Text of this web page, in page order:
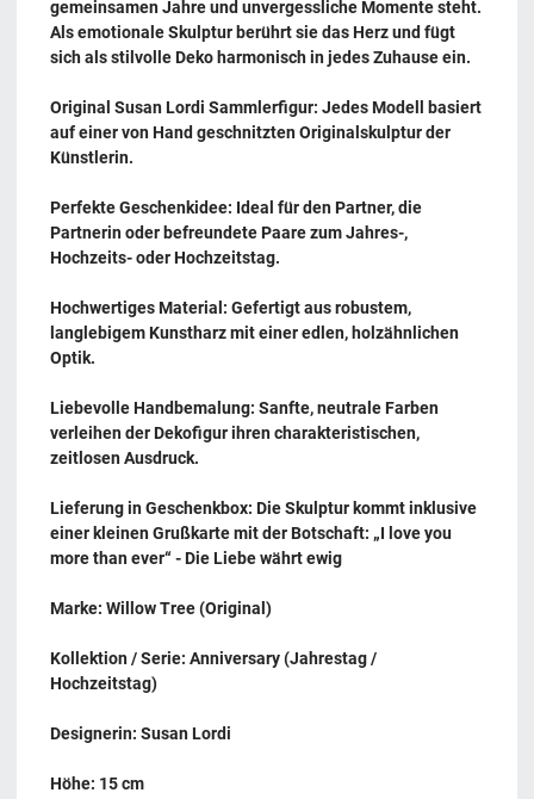
gemeinsamen Jahre und unvergessliche Momente steht.
Als emotionale Skulptur berührt sie das Herz und fügt
sich als stilvolle Deko harmonisch in jedes Zuhause ein.
Original Susan Lordi Sammlerfigur: Jedes Modell basiert
auf einer von Hand geschnitzten Originalskulptur der
Künstlerin.
Perfekte Geschenkidee: Ideal für den Partner, die
Partnerin oder befreundete Paare zum Jahres-,
Hochzeits- oder Hochzeitstag.
Hochwertiges Material: Gefertigt aus robustem,
langlebigem Kunstharz mit einer edlen, holzähnlichen
Optik.
Liebevolle Handbemalung: Sanfte, neutrale Farben
verleihen der Dekofigur ihren charakteristischen,
zeitlosen Ausdruck.
Lieferung in Geschenkbox: Die Skulptur kommt inklusive
einer kleinen Grußkarte mit der Botschaft: „I love you
more than ever“ - Die Liebe währt ewig
Marke: Willow Tree (Original)
Kollektion / Serie: Anniversary (Jahrestag /
Hochzeitstag)
Designerin: Susan Lordi
Höhe: 15 cm